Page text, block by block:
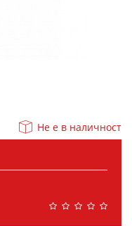
Не е в наличност